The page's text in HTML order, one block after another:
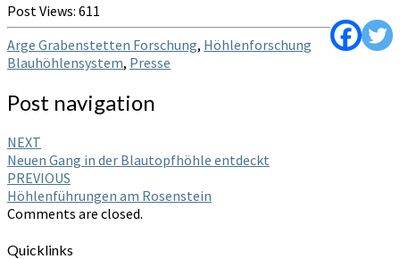
Post Views: 611
Arge Grabenstetten Forschung, Höhlenforschung
Blauhöhlensystem, Presse
Post navigation
NEXT
Neuen Gang in der Blautopfhöhle entdeckt
PREVIOUS
Höhlenführungen am Rosenstein
Comments are closed.
Quicklinks